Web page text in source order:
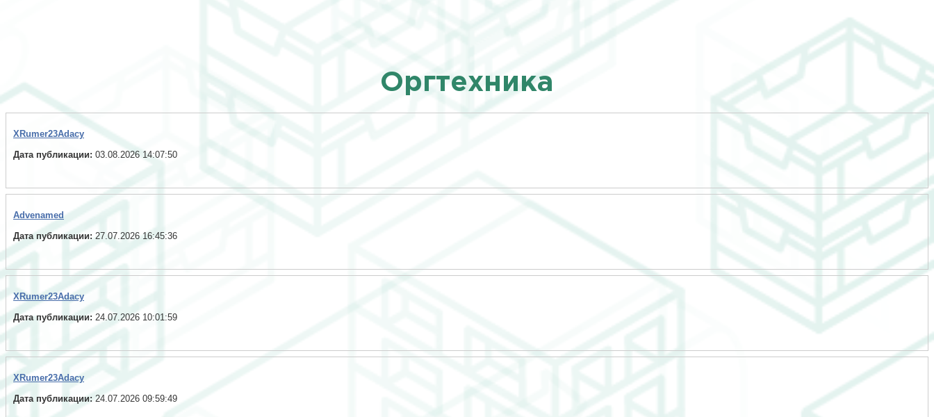
Оргтехника
XRumer23Adacy
Дата публикации: 03.08.2026 14:07:50
Advenamed
Дата публикации: 27.07.2026 16:45:36
XRumer23Adacy
Дата публикации: 24.07.2026 10:01:59
XRumer23Adacy
Дата публикации: 24.07.2026 09:59:49